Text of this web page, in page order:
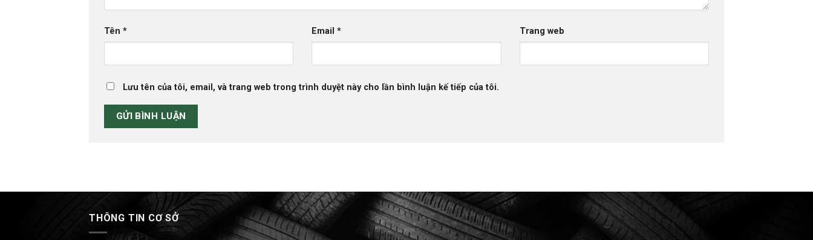
Tên * Email* Trang web
Lưu tên của tôi, email, và trang web trong trình duyệt này cho lần bình luận kế tiếp của tôi.
THÔNG TIN CƠ SỞ